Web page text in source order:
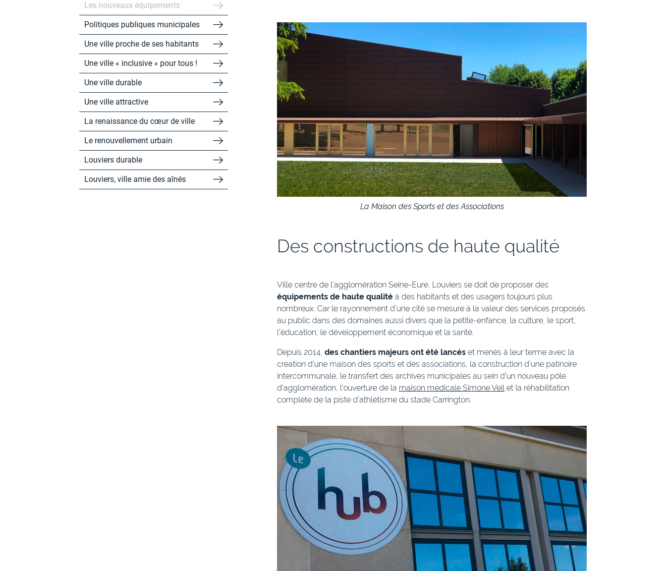
Les nouveaux équipements
Politiques publiques municipales
Une ville proche de ses habitants
Une ville « inclusive » pour tous !
Une ville durable
Une ville attractive
La renaissance du cœur de ville
Le renouvellement urbain
Louviers durable
Louviers, ville amie des aînés
La Maison des Sports et des Associations
Des constructions de haute qualité
Ville centre de l’agglomération Seine-Eure, Louviers se doit de proposer des
équipements de haute qualité à des habitants et des usagers toujours plus
nombreux. Car le rayonnement d’une cité se mesure à la valeur des services proposés
au public dans des domaines aussi divers que la petite-enfance, la culture, le sport,
l’éducation, le développement économique et la santé.
Depuis 2014, des chantiers majeurs ont été lancés et menés à leur terme avec la
création d’une maison des sports et des associations, la construction d’une patinoire
intercommunale, le transfert des archives municipales au sein d’un nouveau pôle
d’agglomération, l’ouverture de la maison médicale Simone Veil et la réhabilitation
complète de la piste d’athlétisme du stade Carrington.